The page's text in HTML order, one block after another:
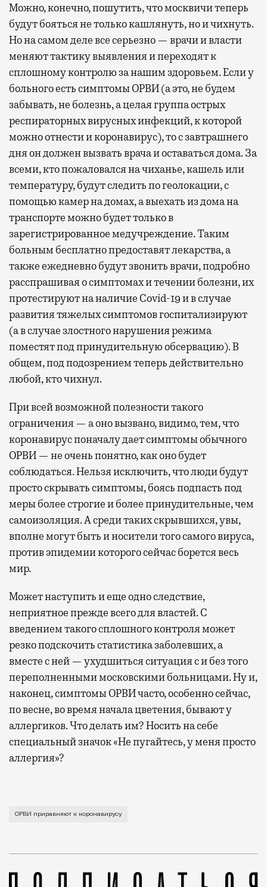
Можно, конечно, пошутить, что москвичи теперь
будут бояться не только кашлянуть, но и чихнуть.
Но на самом деле все серьезно — врачи и власти
меняют тактику выявления и переходят к
сплошному контролю за нашим здоровьем. Если у
больного есть симптомы ОРВИ (а это, не будем
забывать, не болезнь, а целая группа острых
респираторных вирусных инфекций, к которой
можно отнести и коронавирус), то с завтрашнего
дня он должен вызвать врача и оставаться дома. За
всеми, кто пожаловался на чиханье, кашель или
температуру, будут следить по геолокации, с
помощью камер на домах, а выехать из дома на
транспорте можно будет только в
зарегистрированное медучреждение. Таким
больным бесплатно предоставят лекарства, а
также ежедневно будут звонить врачи, подробно
расспрашивая о симптомах и течении болезни, их
протестируют на наличие Covid-19 и в случае
развития тяжелых симптомов госпитализируют
(а в случае злостного нарушения режима
поместят под принудительную обсервацию). В
общем, под подозрением теперь действительно
любой, кто чихнул.
При всей возможной полезности такого
ограничения — а оно вызвано, видимо, тем, что
коронавирус поначалу дает симптомы обычного
ОРВИ — не очень понятно, как оно будет
соблюдаться. Нельзя исключить, что люди будут
просто скрывать симптомы, боясь подпасть под
меры более строгие и более принудительные, чем
самоизоляция. А среди таких скрывшихся, увы,
вполне могут быть и носители того самого вируса,
против эпидемии которого сейчас борется весь
мир.
Может наступить и еще одно следствие,
неприятное прежде всего для властей. С
введением такого сплошного контроля может
резко подскочить статистика заболевших, а
вместе с ней — ухудшиться ситуация с и без того
переполненными московскими больницами. Ну и,
наконец, симптомы ОРВИ часто, особенно сейчас,
по весне, во время начала цветения, бывают у
аллергиков. Что делать им? Носить на себе
специальный значок «Не пугайтесь, у меня просто
аллергия»?
Подписанный Сергеем Собяниным указ означает
ОРВИ приравняют к коронавирусу